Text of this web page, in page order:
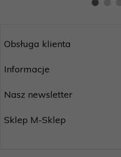
Obsługa klienta
Informacje
Nasz newsletter
Sklep M-Sklep